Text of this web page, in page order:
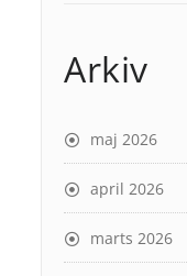
Arkiv
maj 2026
april 2026
marts 2026